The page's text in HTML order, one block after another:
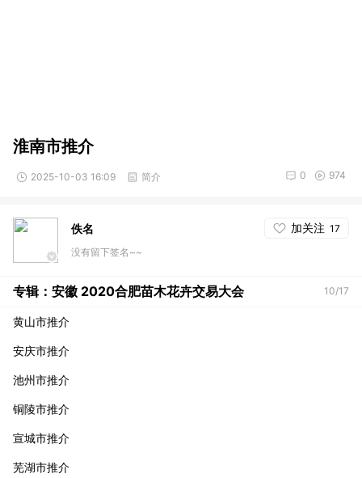
淮南市推介
2025-10-03 16:09 简介 974
0
佚名 加关注 17
没有留下签名~~
10/17
专辑：安徽 2020合肥苗木花卉交易大会
黄山市推介
安庆市推介
池州市推介
铜陵市推介
宣城市推介
芜湖市推介